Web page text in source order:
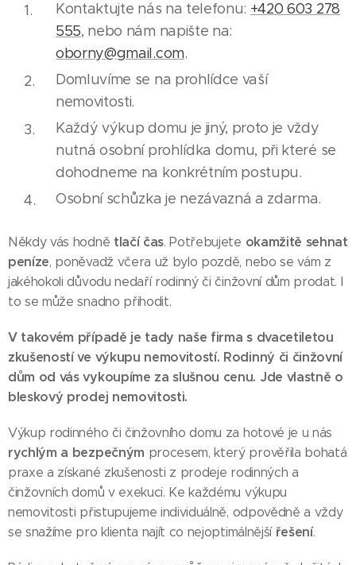
Kontaktujte nás na telefonu: +420 603 278
555, nebo nám napište na:
oborny@gmail.com.
Domluvíme se na prohlídce vaší
nemovitosti.
Každý výkup domu je jiný, proto je vždy
nutná osobní prohlídka domu, při které se
dohodneme na konkrétním postupu.
Osobní schůzka je nezávazná a zdarma.
Někdy vás hodně tlačí čas. Potřebujete okamžitě sehnat
peníze, poněvadž včera už bylo pozdě, nebo se vám z
jakéhokoli důvodu nedaří rodinný či činžovní dům prodat. I
to se může snadno přihodit.
V takovém případě je tady naše firma s dvacetiletou
zkušeností ve výkupu nemovitostí. Rodinný či činžovní
dům od vás vykoupíme za slušnou cenu. Jde vlastně o
bleskový prodej nemovitosti.
Výkup rodinného či činžovního domu za hotové je u nás
rychlým a bezpečným procesem, který prověřila bohatá
praxe a získané zkušenosti z prodeje rodinných a
činžovních domů v exekuci. Ke každému výkupu
nemovitosti přistupujeme individuálně, odpovědně a vždy
se snažíme pro klienta najít co nejoptimálnější řešení.